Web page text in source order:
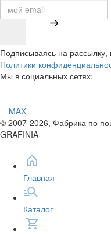
Подписываясь на
Политики
Мы в социальных сетях:
MAX
© 2007-2026, Фабрика по
GRAFINIA
Главная
Каталог